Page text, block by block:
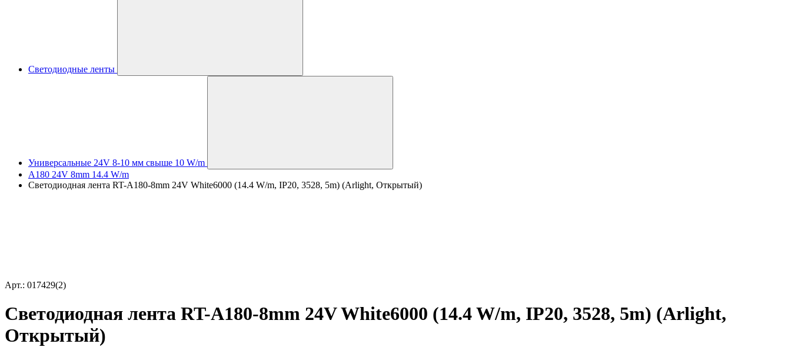
Светодиодные ленты
Универсальные 24V 8-10 мм свыше 10 W/m
A180 24V 8mm 14.4 W/m
Светодиодная лента RT-A180-8mm 24V White6000 (14.4 W/m, IP20, 3528, 5m) (Arlight, Открытый)
Арт.: 017429(2)
Светодиодная лента RT-A180-8mm 24V White6000 (14.4 W/m, IP20, 3528, 5m) (Arlight,
Открытый)